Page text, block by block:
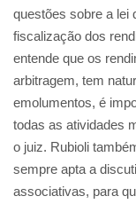
questões sobre a lei
fiscalização dos
entende que os
arbitragem, tem
emolumentos, é
todas as atividades
o juiz. Rubioli
sempre apta a
associativas, para